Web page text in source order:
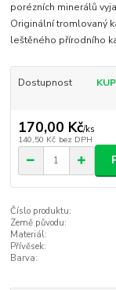
porézních minerálů
Originální tromlovaný
leštěného přírodního
Dostupnost
170,00 Kč/ks
140,50 Kč bez DPH
Číslo produktu:
Země původu:
Materiál:
Přívěsek:
Barva: